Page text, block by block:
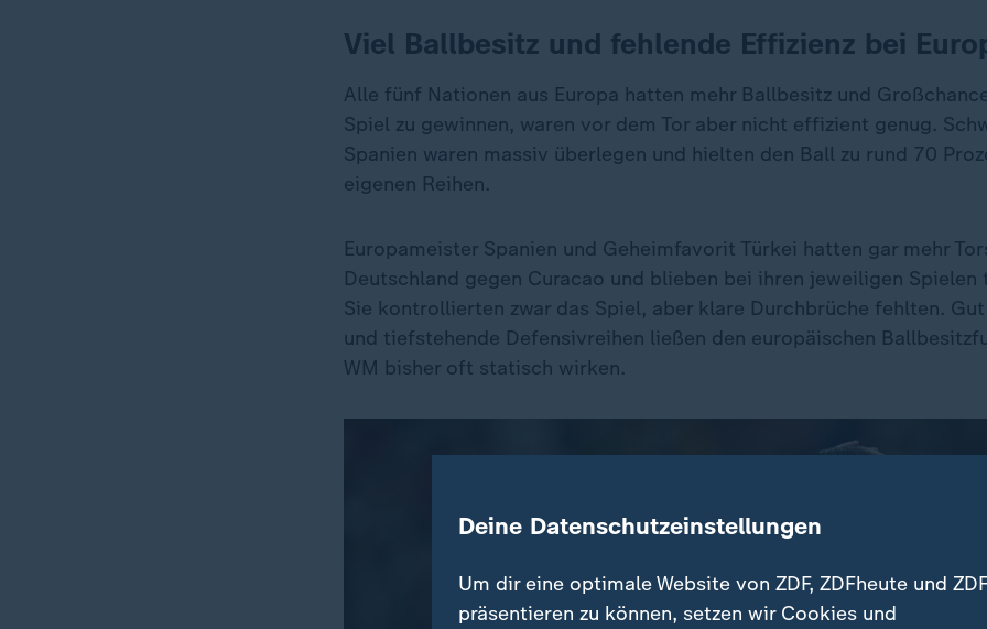
Viel Ballbesitz und fehlende Effizienz bei
Alle fünf Nationen aus Europa hatten mehr Ballbesitz und
Spiel zu gewinnen, waren vor dem Tor aber nicht effizient genug.
Spanien waren massiv überlegen und hielten den Ball zu rund 70
eigenen Reihen.
Europameister Spanien und Geheimfavorit Türkei hatten gar mehr
Deutschland gegen Curacao und blieben bei ihren jeweiligen
Sie kontrollierten zwar das Spiel, aber klare Durchbrüche fehlten.
und tiefstehende Defensivreihen ließen den europäischen
WM bisher oft statisch wirken.
Deine Datenschutzeinstellungen
Um dir eine optimale Website von ZDF, ZDFheute und
präsentieren zu können, setzen wir Cookies und